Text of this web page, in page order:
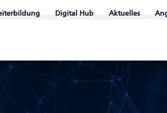
Digital Hub Aktuelles